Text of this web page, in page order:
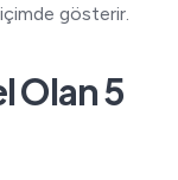
gösterir.
Olan 5